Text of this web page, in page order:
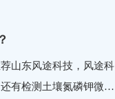
山东风途科技，风途科
有检测土壤氮磷钾微量